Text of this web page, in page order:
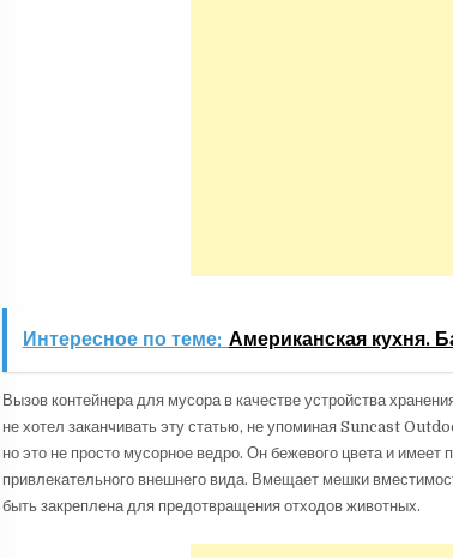
Интересное по теме: Американская кухня.
Вызов контейнера для мусора в качестве устройства
не хотел заканчивать эту статью, не упоминая Suncast
но это не просто мусорное ведро. Он бежевого цвета и имеет
привлекательного внешнего вида. Вмещает мешки
быть закреплена для предотвращения отходов животных.